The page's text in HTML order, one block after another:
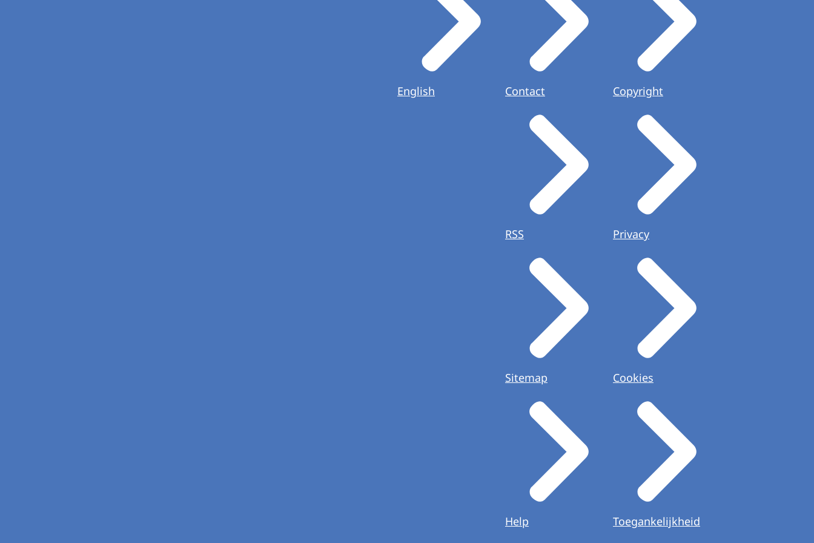
English Contact
RSS
Sitemap
Help
Copyright
Privacy
Cookies
Toegankelijkheid